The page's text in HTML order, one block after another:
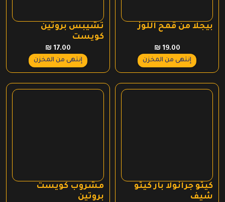
بيجلا من قمح اللوز
₪ 19.00
إنتهى من المخزن
تشيبس بروتين
كويست
₪ 17.00
إنتهى من المخزن
كيتو جرانولا بار كيتو
شيف
مشروب كويست
بروتين